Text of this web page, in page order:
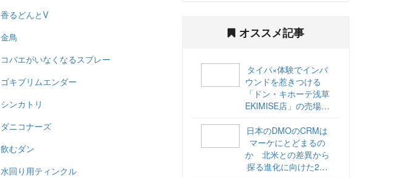
香るどんとV
金鳥
コバエがいなくなるスプレー
ゴキブリムエンダー
シンカトリ
ダニコナーズ
飲むダン
水回り用ティンクル
オススメ記事
タイパ×体験でインバ
ウンドを惹きつける
「ドン・キホーテ浅草
EKIMISE店」の売場づ
日本のDMOのCRMは
マーケにとどまるの
か 北米との差異から
探る進化に向けた2ス